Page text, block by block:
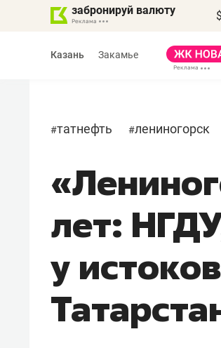
забронируй валюту $
Казань Закамье
#татнефть #лениногорск
лет:
у